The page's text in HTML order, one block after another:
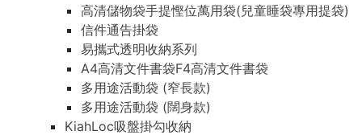
高清儲物袋手提慳位萬用袋(兒童睡袋專用提袋)
信件通告掛袋
易攜式透明收納系列
A4高清文件書袋F4高清文件書袋
多用途活動袋 (窄長款)
多用途活動袋 (闊身款)
KiahLoc吸盤掛勾收納